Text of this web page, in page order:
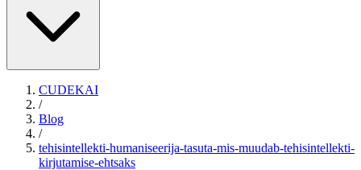
CUDEKAI
/
Blog
/
tehisintellekti-humaniseerija-tasuta-mis-muudab-tehisintellekti-
kirjutamise-ehtsaks